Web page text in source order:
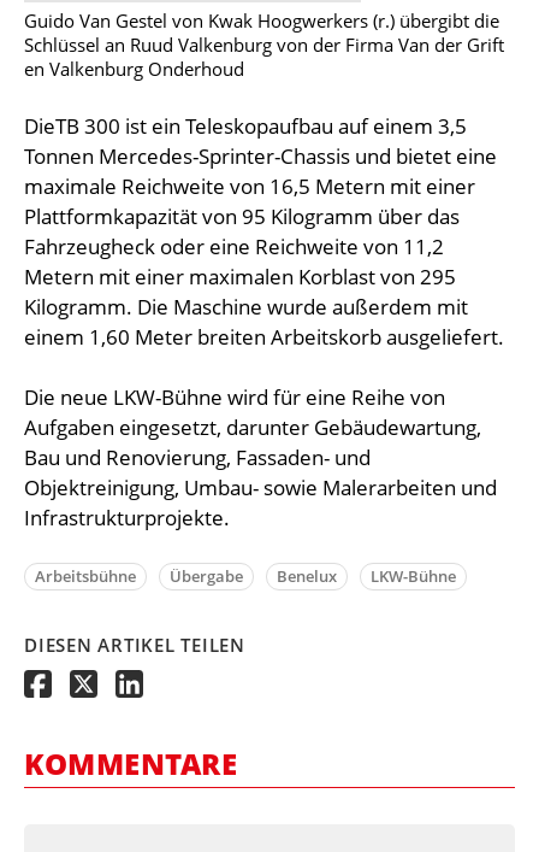
Guido Van Gestel von Kwak Hoogwerkers (r.) übergibt die
Schlüssel an Ruud Valkenburg von der Firma Van der Grift
en Valkenburg Onderhoud
DieTB 300 ist ein Teleskopaufbau auf einem 3,5
Tonnen Mercedes-Sprinter-Chassis und bietet eine
maximale Reichweite von 16,5 Metern mit einer
Plattformkapazität von 95 Kilogramm über das
Fahrzeugheck oder eine Reichweite von 11,2
Metern mit einer maximalen Korblast von 295
Kilogramm. Die Maschine wurde außerdem mit
einem 1,60 Meter breiten Arbeitskorb ausgeliefert.
Die neue LKW-Bühne wird für eine Reihe von
Aufgaben eingesetzt, darunter Gebäudewartung,
Bau und Renovierung, Fassaden- und
Objektreinigung, Umbau- sowie Malerarbeiten und
Infrastrukturprojekte.
Arbeitsbühne Übergabe Benelux LKW-Bühne
DIESEN ARTIKEL TEILEN
KOMMENTARE